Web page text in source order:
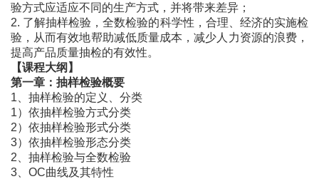
验方式应适应不同的生产方式，并将带来差异；
2. 了解抽样检验，全数检验的科学性，合理、经济的实施检
验，从而有效地帮助减低质量成本，减少人力资源的浪费，
提高产品质量抽检的有效性。
【课程大纲 】
第一章：抽样检验概要
1、抽样检验的定义、分类
1）依抽样检验方式分类
2）依抽样检验形式分类
3）依抽样检验形态分类
2、抽样检验与全数检验
3、OC曲线及其特性